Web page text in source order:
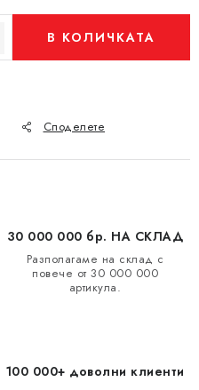
В КОЛИЧКАТА
Споделете
30 000 000 бр. НА СКЛАД
Разполагаме на склад с
повече от 30 000 000
артикула.
100 000+ доволни клиенти